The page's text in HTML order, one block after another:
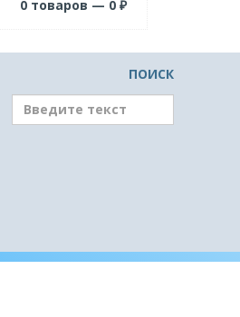
0 товаров — 0 ₽
ПОИСК